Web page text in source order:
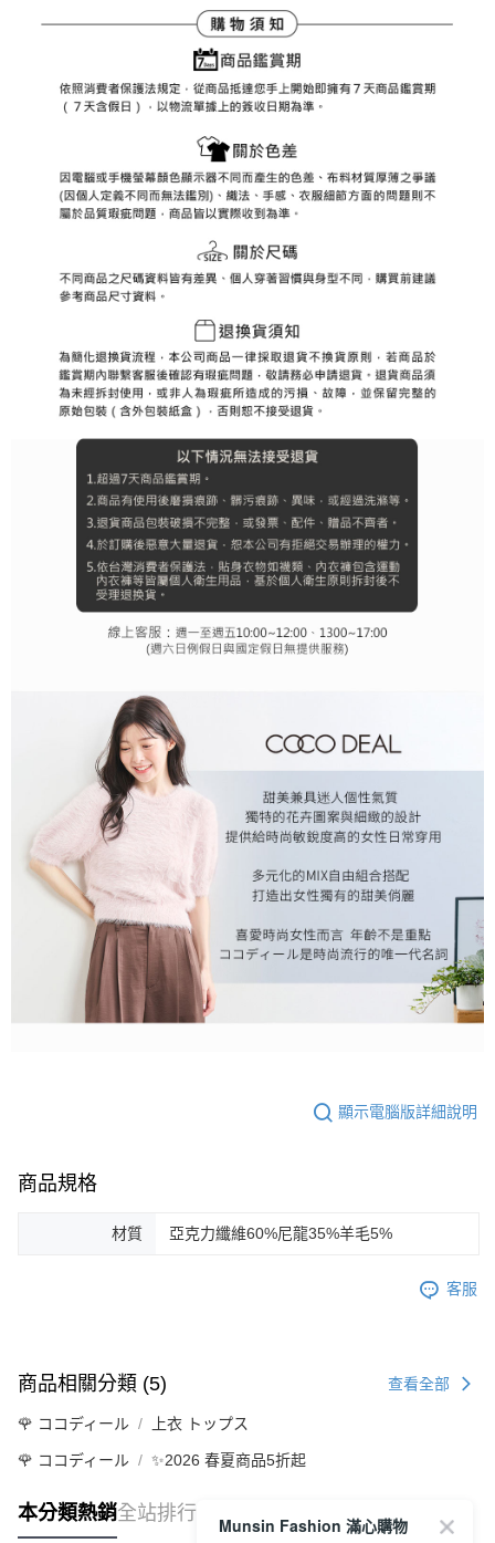
顯示電腦版詳細說明
商品規格
材質 亞克力纖維60%尼龍35%羊毛5%
客服
商品相關分類 (5) 查看全部
🌹 ココディール 上衣 トップス
🌹 ココディール ✨2026 春夏商品5折起
本分類熱銷全站排行
Munsin Fashion 滿心購物